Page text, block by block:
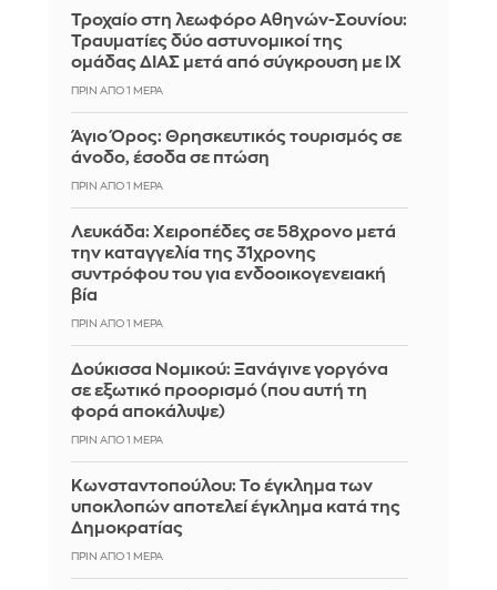
Τροχαίο στη λεωφόρο Αθηνών-Σουνίου:
Τραυματίες δύο αστυνομικοί της
ομάδας ΔΙΑΣ μετά από σύγκρουση με ΙΧ
ΠΡΙΝ ΑΠΌ 1 ΜΈΡΑ
Άγιο Όρος: Θρησκευτικός τουρισμός σε
άνοδο, έσοδα σε πτώση
ΠΡΙΝ ΑΠΌ 1 ΜΈΡΑ
Λευκάδα: Χειροπέδες σε 58χρονο μετά
την καταγγελία της 31χρονης
συντρόφου του για ενδοοικογενειακή
βία
ΠΡΙΝ ΑΠΌ 1 ΜΈΡΑ
Δούκισσα Νομικού: Ξανάγινε γοργόνα
σε εξωτικό προορισμό (που αυτή τη
φορά αποκάλυψε)
ΠΡΙΝ ΑΠΌ 1 ΜΈΡΑ
Κωνσταντοπούλου: Το έγκλημα των
υποκλοπών αποτελεί έγκλημα κατά της
Δημοκρατίας
ΠΡΙΝ ΑΠΌ 1 ΜΈΡΑ